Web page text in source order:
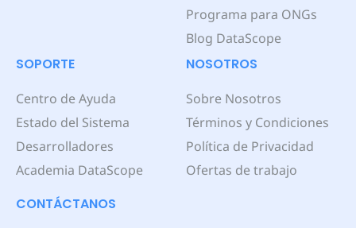
Programa para ONGs
Blog DataScope
SOPORTE
Centro de Ayuda
Estado del Sistema
Desarrolladores
Academia DataScope
NOSOTROS
Sobre Nosotros
Términos y Condiciones
Política de Privacidad
Ofertas de trabajo
CONTÁCTANOS